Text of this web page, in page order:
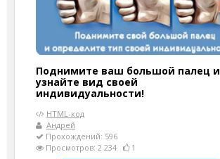
Поднимите ваш большой палец и
узнайте вид своей
индивидуальности!
HTML-код
Андрей
Прохождений: 596
Просмотров: 2 234
1